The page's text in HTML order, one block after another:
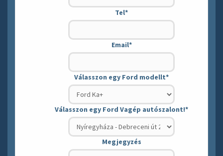
Tel*
Email*
Válasszon egy Ford modellt*
Válasszon egy Ford Vagép autószalont!*
Megjegyzés